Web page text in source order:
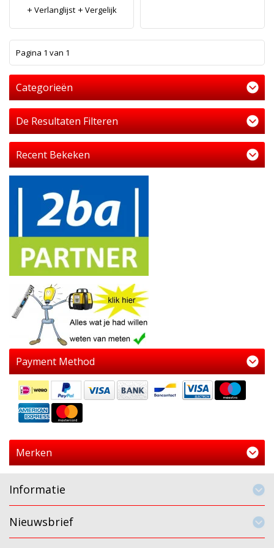
Verlanglijst
Vergelijk
Pagina 1 van 1
Categorieën
De Resultaten Filteren
Recent Bekeken
Payment Method
Merken
Informatie
Nieuwsbrief